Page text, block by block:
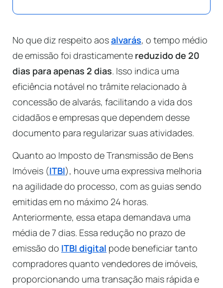
No que diz respeito aosalvarás, o tempo médio
de emissão foi drasticamente reduzido de 20
dias para apenas 2 dias. Isso indica uma
eficiência notável no trâmite relacionado à
concessão de alvarás, facilitando a vida dos
cidadãos e empresas que dependem desse
documento para regularizar suas atividades.
Quanto ao Imposto de Transmissão de Bens
Imóveis (ITBI), houve uma expressiva melhoria
na agilidade do processo, com as guias sendo
emitidas em no máximo 24 horas.
Anteriormente, essa etapa demandava uma
média de 7 dias. Essa redução no prazo de
emissão do ITBI digital pode beneficiar tanto
compradores quanto vendedores de imóveis,
proporcionando uma transação mais rápida e